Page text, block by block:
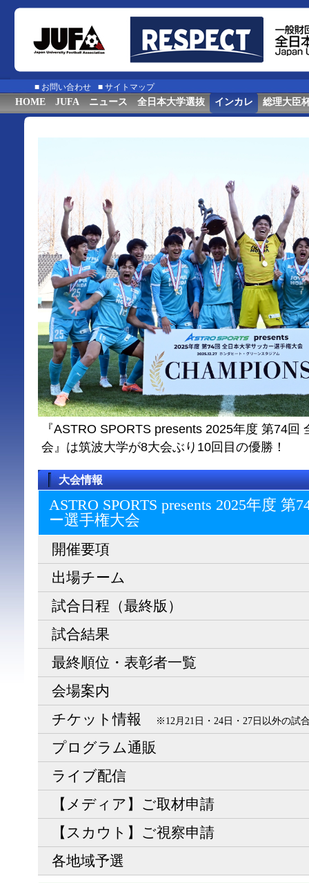
■ お問い合わせ ■ サイトマップ
HOME JUFA ニュース 全日本大学選抜 インカレ 総理大臣
『ASTRO SPORTS presents 2025年度 第74回
会』は筑波大学が8大会ぶり10回目の優勝！
大会情報
ASTRO SPORTS presents 2025年度
ー選⼿権⼤会
開催要項
出場チーム
試合日程（最終版）
試合結果
最終順位・表彰者一覧
会場案内
チケット情報
※12月21日・24日・27日以外の試
プログラム通販
ライブ配信
【メディア】ご取材申請
【スカウト】ご視察申請
各地域予選